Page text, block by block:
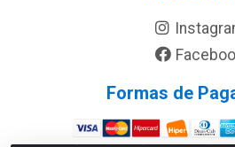
Formas de